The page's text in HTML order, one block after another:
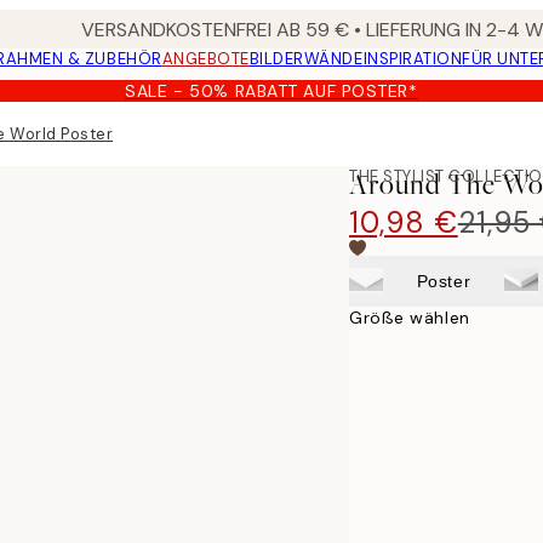
VERSANDKOSTENFREI AB 59 € • LIEFERUNG IN 2-4
& ZUBEHÖRANGEBOTEBILDERWÄNDEINSPIRATIONFÜR
SALE - 50% RABATT AUF POSTER*
World Poster
THE STYLIST
Around The
10,98 €
Poster
Größe wählen